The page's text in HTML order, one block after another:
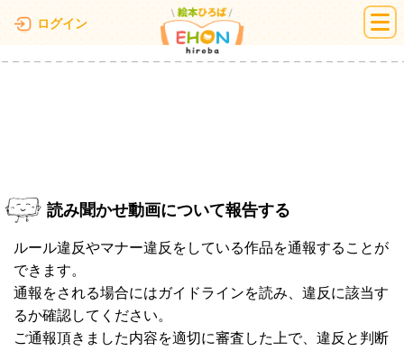
ログイン 絵本ひろば
読み聞かせ動画について報告する
ルール違反やマナー違反をしている作品を通報することが
できます。
通報をされる場合にはガイドラインを読み、違反に該当す
るか確認してください。
ご通報頂きました内容を適切に審査した上で、違反と判断